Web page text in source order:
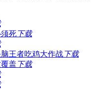
死下载
王者吃鸡大作战下载
盖 下载